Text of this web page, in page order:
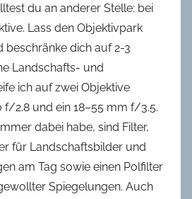
du an anderer Stelle: bei
Lass den Objektivpark
beschränke dich auf 2-3
Landschafts- und
ich auf zwei Objektive
f/2.8 und ein 18–55 mm f/3.5.
dabei habe, sind Filter,
für Landschaftsbilder und
am Tag sowie einen Polfilter
Spiegelungen. Auch